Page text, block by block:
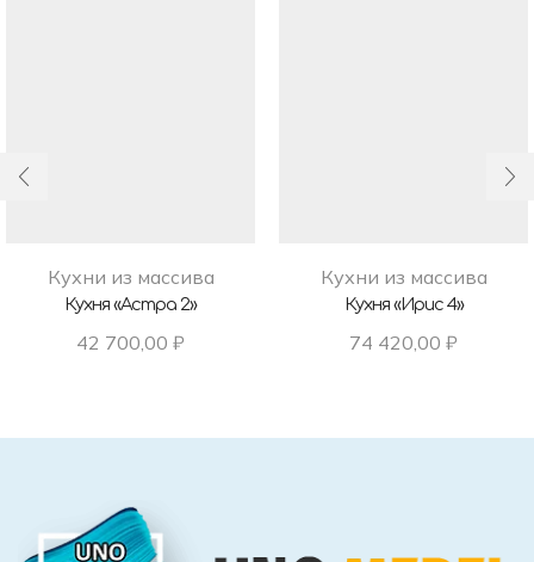
Кухни из массива
Кухня «Астра 2»
42 700,00 ₽
Кухни из массива
Кухня «Ирис 4»
74 420,00 ₽